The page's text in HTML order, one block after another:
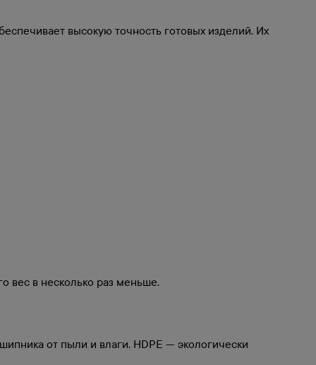
высокую точность готовых изделий. Их
вес в несколько раз меньше.
от пыли и влаги. HDPE — экологически